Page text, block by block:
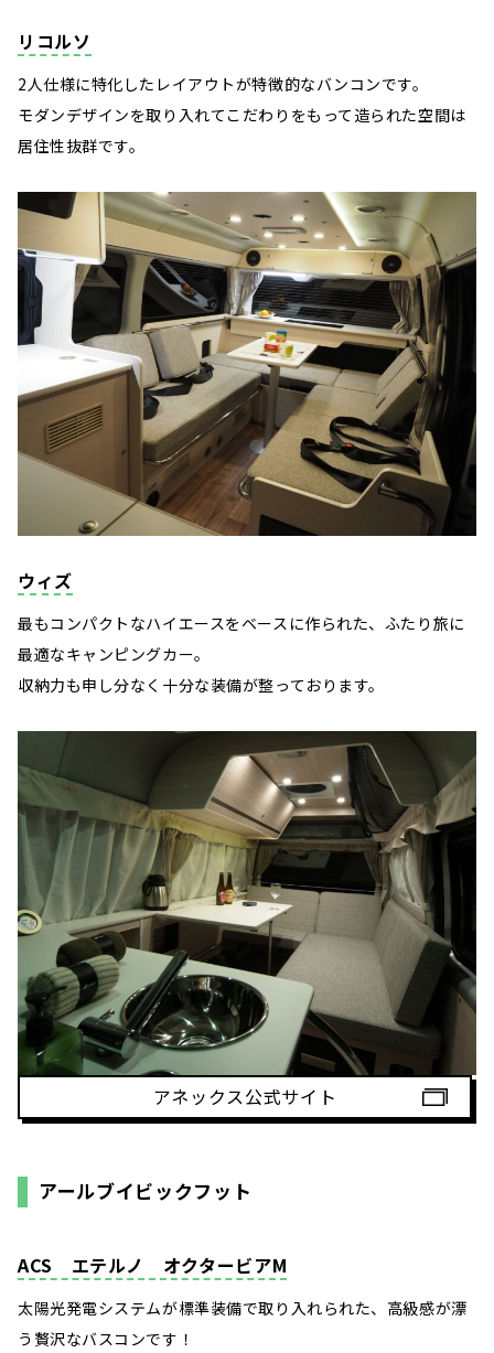
リコルソ
2人仕様に特化したレイアウトが特徴的なバンコンです。
モダンデザインを取り入れてこだわりをもって造られた空間は
居住性抜群です。
ウィズ
最もコンパクトなハイエースをベースに作られた、ふたり旅に
最適なキャンピングカー。
収納力も申し分なく十分な装備が整っております。
アネックス公式サイト
アールブイビックフット
ACS エテルノ オクタービアM
太陽光発電システムが標準装備で取り入れられた、高級感が漂
う贅沢なバスコンです！